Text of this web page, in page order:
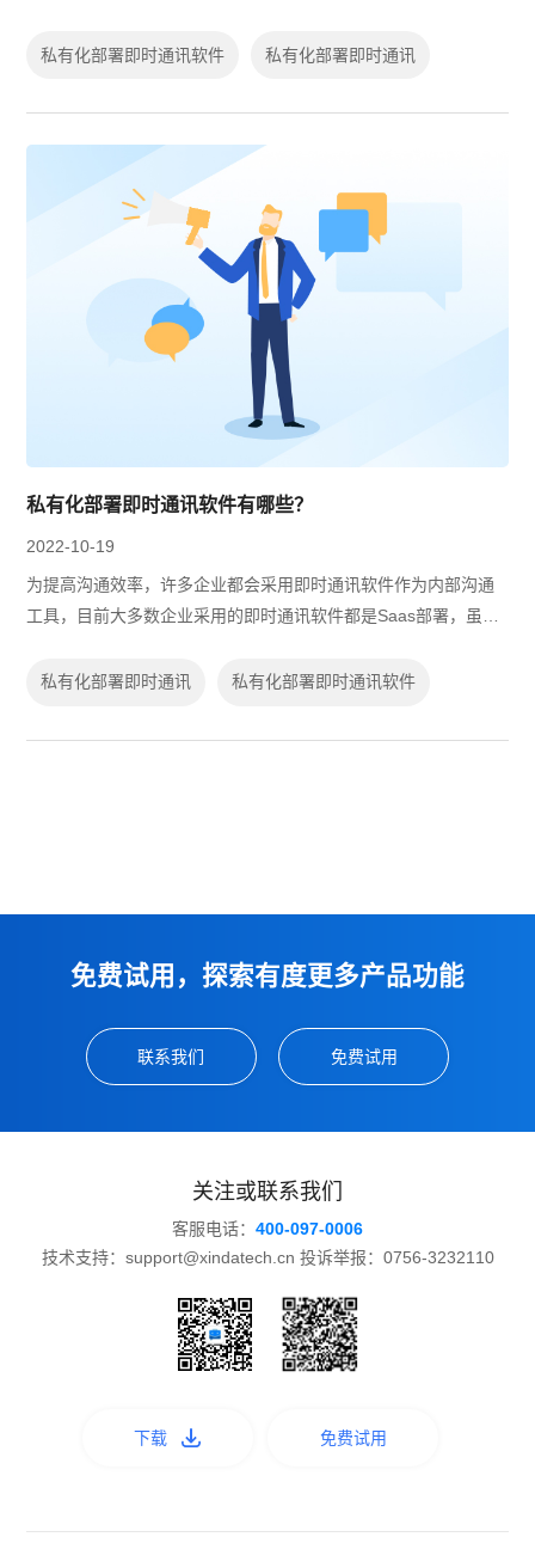
题，越来越多的企业开始考虑私有化...
私有化部署即时通讯软件 私有化部署即时通讯
私有化部署即时通讯软件有哪些？
2022-10-19
为提高沟通效率，许多企业都会采用即时通讯软件作为内部沟通
工具，目前大多数企业采用的即时通讯软件都是Saas部署，虽然
的问题。有不少企业发展到一定规...
私有化部署即时通讯 私有化部署即时通讯软件
免费试用，探索有度更多产品功能
联系我们 免费试用
关注或联系我们
客服电话： 400-097-0006
技术支持：support@xindatech.cn 投诉举报：0756-3232110
下载 免费试用